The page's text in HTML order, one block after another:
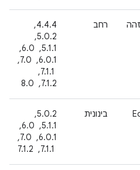
רחב
4.4.4, ‏
5.0.2, ‏
5.1.1, ‏ 6.0, ‏
6.0.1, ‏ 7.0,
‏ 7.1.1, ‏
7.1.2, ‏ 8.0
בינונית
5.0.2, ‏
5.1.1, ‏ 6.0, ‏
6.0.1, ‏ 7.0,